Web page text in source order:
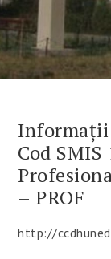
Informații
Cod SMIS
– PROF
http://